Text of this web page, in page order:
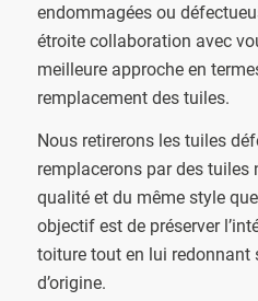
endommagées ou
étroite collaboration avec
meilleure approche en
remplacement des tuiles.
Nous retirerons les tuiles
remplacerons par des tuiles
qualité et du même style
objectif est de préserver
toiture tout en lui redonnant
d’origine.